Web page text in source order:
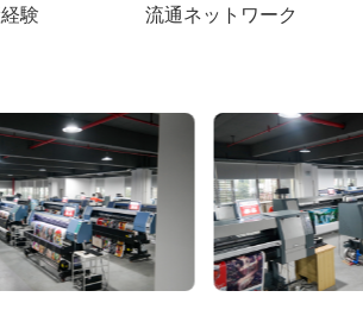
験 流通ネットワーク